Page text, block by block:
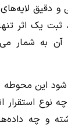
دقیق
یک اثر
به شمار
این محوطه
نوع استقرار
و چه